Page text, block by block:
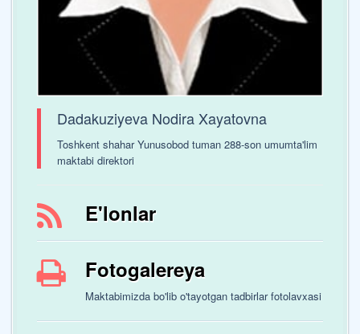
Dadakuziyeva Nodira Xayatovna
Toshkent shahar Yunusobod tuman 288-son umumta'lim
maktabi direktori
E'lonlar
Fotogalereya
Maktabimizda bo'lib o'tayotgan tadbirlar fotolavxasi